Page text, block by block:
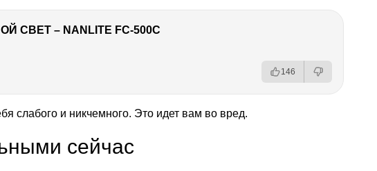
СВЕТ – NANLITE FC-500C
146
слабого и никчемного. Это идет вам во вред.
сейчас